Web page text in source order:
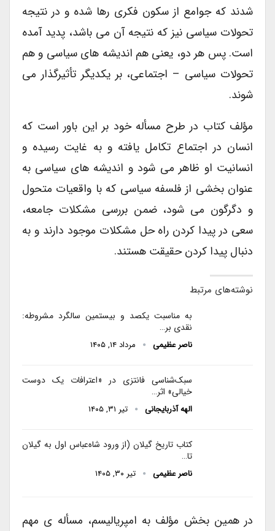
شدند که جوامع از سکون فکری رها شده و در نتیجه
تحولات سیاسی نیز که نتیجه آن می باشد، پدید آمده
است. پس هر دو، یعنی هم اندیشه های سیاسی و هم
تحولات سیاسی – اجتماعی، بر یکدیگر تأثیرگذار می
شوند.
مؤلف کتاب در طرح مسأله خود بر این باور است که
انسان در اجتماع تکامل یافته و به غایت رسیده و
انسانیت او ظاهر می شود و اندیشه های سیاسی به
عنوان بخشی از فلسفه سیاسی که با واقعیات متحول
و دگرگون می شود، ضمن بررسی مشکلات جامعه،
سعی در پیدا کردن راه حل مشکلات موجود دارند و به
دنبال پیدا کردن حقیقت هستند.
نوشته‌های مرتبط
به مناسبت یکصد و بیستمین سالگرد مشروطه:
نقدی بر…
ناصر عظیمی مرداد ۱۴, ۱۴۰۵
سبک‌شناسی فانتزی در «اعترافات یک دوست
خیالی» اثر…
الهه آذربایجانی تیر ۳۱, ۱۴۰۵
کتاب تاریخ گیلان (از ورود شاه‌عباس اول به گیلان
تا…
ناصر عظیمی تیر ۳۰, ۱۴۰۵
در همین بخش مؤلف به امپریالیسم، مسأله ی مهم